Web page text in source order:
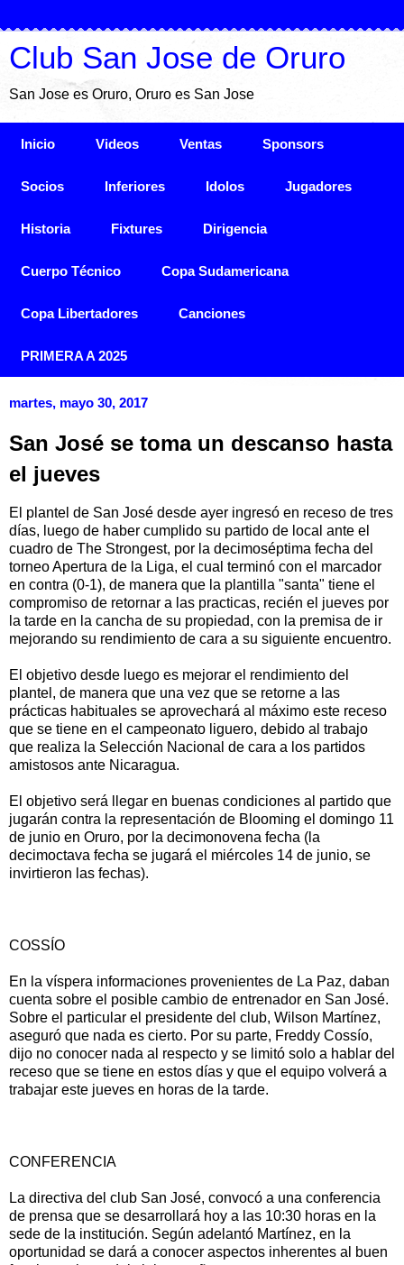
Club San Jose de Oruro
San Jose es Oruro, Oruro es San Jose
Inicio Videos Ventas Sponsors
Socios Inferiores Idolos Jugadores
Historia Fixtures Dirigencia
Cuerpo Técnico Copa Sudamericana
Copa Libertadores Canciones
PRIMERA A 2025
martes, mayo 30, 2017
San José se toma un descanso hasta
el jueves
El plantel de San José desde ayer ingresó en receso de tres
días, luego de haber cumplido su partido de local ante el
cuadro de The Strongest, por la decimoséptima fecha del
torneo Apertura de la Liga, el cual terminó con el marcador
en contra (0-1), de manera que la plantilla "santa" tiene el
compromiso de retornar a las practicas, recién el jueves por
la tarde en la cancha de su propiedad, con la premisa de ir
mejorando su rendimiento de cara a su siguiente encuentro.
El objetivo desde luego es mejorar el rendimiento del
plantel, de manera que una vez que se retorne a las
prácticas habituales se aprovechará al máximo este receso
que se tiene en el campeonato liguero, debido al trabajo
que realiza la Selección Nacional de cara a los partidos
amistosos ante Nicaragua.
El objetivo será llegar en buenas condiciones al partido que
jugarán contra la representación de Blooming el domingo 11
de junio en Oruro, por la decimonovena fecha (la
decimoctava fecha se jugará el miércoles 14 de junio, se
invirtieron las fechas).
COSSÍO
En la víspera informaciones provenientes de La Paz, daban
cuenta sobre el posible cambio de entrenador en San José.
Sobre el particular el presidente del club, Wilson Martínez,
aseguró que nada es cierto. Por su parte, Freddy Cossío,
dijo no conocer nada al respecto y se limitó solo a hablar del
receso que se tiene en estos días y que el equipo volverá a
trabajar este jueves en horas de la tarde.
CONFERENCIA
La directiva del club San José, convocó a una conferencia
de prensa que se desarrollará hoy a las 10:30 horas en la
sede de la institución. Según adelantó Martínez, en la
oportunidad se dará a conocer aspectos inherentes al buen